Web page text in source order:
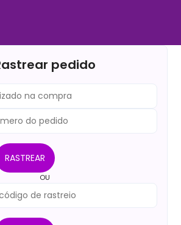
pedido
RASTREAR
OU